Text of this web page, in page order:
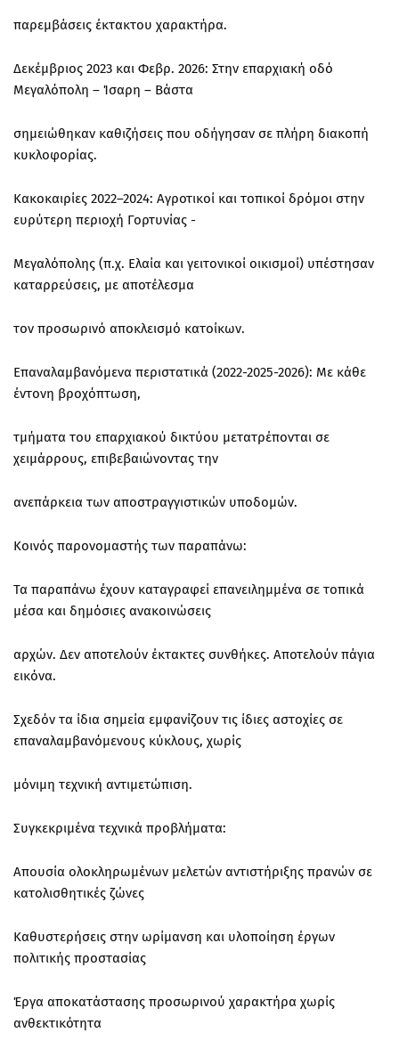
παρεμβάσεις έκτακτου χαρακτήρα.
Δεκέμβριος 2023 και Φεβρ. 2026: Στην επαρχιακή οδό
Μεγαλόπολη – Ίσαρη – Βάστα
σημειώθηκαν καθιζήσεις που οδήγησαν σε πλήρη διακοπή
κυκλοφορίας.
Κακοκαιρίες 2022–2024: Αγροτικοί και τοπικοί δρόμοι στην
ευρύτερη περιοχή Γορτυνίας -
Μεγαλόπολης (π.χ. Ελαία και γειτονικοί οικισμοί) υπέστησαν
καταρρεύσεις, με αποτέλεσμα
τον προσωρινό αποκλεισμό κατοίκων.
Επαναλαμβανόμενα περιστατικά (2022-2025-2026): Με κάθε
έντονη βροχόπτωση,
τμήματα του επαρχιακού δικτύου μετατρέπονται σε
χειμάρρους, επιβεβαιώνοντας την
ανεπάρκεια των αποστραγγιστικών υποδομών.
Κοινός παρονομαστής των παραπάνω:
Τα παραπάνω έχουν καταγραφεί επανειλημμένα σε τοπικά
μέσα και δημόσιες ανακοινώσεις
αρχών. Δεν αποτελούν έκτακτες συνθήκες. Αποτελούν πάγια
εικόνα.
Σχεδόν τα ίδια σημεία εμφανίζουν τις ίδιες αστοχίες σε
επαναλαμβανόμενους κύκλους, χωρίς
μόνιμη τεχνική αντιμετώπιση.
Συγκεκριμένα τεχνικά προβλήματα:
Απουσία ολοκληρωμένων μελετών αντιστήριξης πρανών σε
κατολισθητικές ζώνες
Καθυστερήσεις στην ωρίμανση και υλοποίηση έργων
πολιτικής προστασίας
Έργα αποκατάστασης προσωρινού χαρακτήρα χωρίς
ανθεκτικότητα